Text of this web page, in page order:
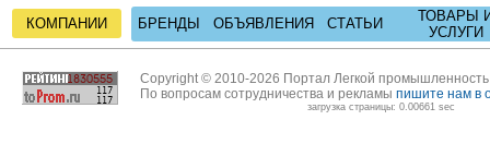
КОМПАНИИ БРЕНДЫ ОБЪЯВЛЕНИЯ СТАТЬИ
ТОВАРЫ
УСЛУГИ
Copyright © 2010-2026 Портал Легкой
По вопросам сотрудничества и рекламы пишите нам в
загрузка страницы: 0.00661 sec